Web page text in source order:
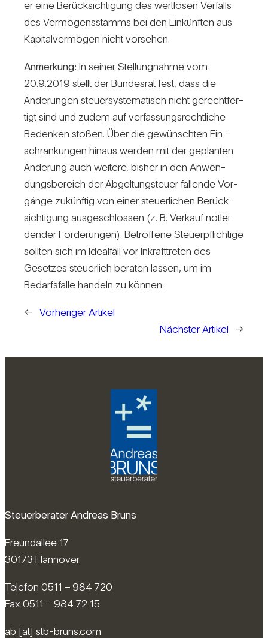
er eine Berück­sich­ti­gung des wert­losen Ver­falls
des Ver­mö­gens­stamms bei den Ein­künften aus
Kapi­tal­ver­mögen nicht vor­sehen.
Anmer­kung: In seiner Stel­lung­nahme vom
20.9.2019 stellt der Bun­desrat fest, dass die
Ände­rungen steu­er­sys­te­ma­tisch nicht gerecht­fer­
tigt sind und zudem auf ver­fas­sungs­recht­liche
Bedenken stoßen. Über die gewünschten Ein­
schrän­kungen hinaus werden mit der geplanten
Ände­rung auch wei­tere, bisher in den Anwen­
dungs­be­reich der Abgel­tung­s­teuer fal­lende Vor­
gänge zukünftig von einer steu­er­li­chen Berück­
sich­ti­gung aus­ge­schlossen (z. B. Ver­kauf not­lei­
dender For­de­rungen). Betrof­fene Steu­er­pflich­tige
sollten sich im Ide­al­fall vor Inkraft­treten des
Gesetzes steu­er­lich beraten lassen, um im
Bedarfs­falle han­deln zu können.
← Vorheriger Artikel
Nächster Artikel
→
Steuerberater Andreas Bruns
Freundallee 17
30173 Hannover
Telefon 0511 – 984 720
Fax 0511 – 984 72 15
ab [at] stb-bruns.com